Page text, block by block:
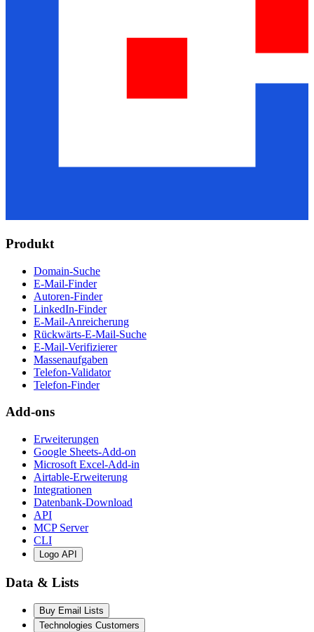
Produkt
Domain-Suche
E-Mail-Finder
Autoren-Finder
LinkedIn-Finder
E-Mail-Anreicherung
Rückwärts-E-Mail-Suche
E-Mail-Verifizierer
Massenaufgaben
Telefon-Validator
Telefon-Finder
Add-ons
Erweiterungen
Google Sheets-Add-on
Microsoft Excel-Add-in
Airtable-Erweiterung
Integrationen
Datenbank-Download
API
MCP Server
CLI
Logo API
Data & Lists
Buy Email Lists
Technologies Customers